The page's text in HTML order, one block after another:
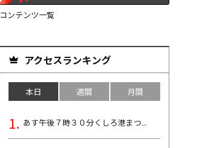
コンテンツ一覧
アクセスランキング
本日 週間 月間
あす午後７時３０分くしろ港まつ...